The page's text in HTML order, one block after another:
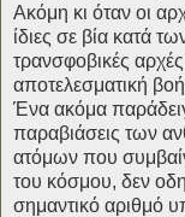
Ακόμη κι όταν οι
ίδιες σε βία κατά
τρανσφοβικές
αποτελεσματική
Ένα ακόμα
παραβιάσεις των
ατόμων που
του κόσμου, δεν
σημαντικό αριθμό